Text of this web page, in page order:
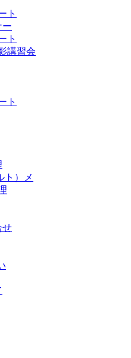
ト
ー
ト
講習会
ト
ト）メ
せ